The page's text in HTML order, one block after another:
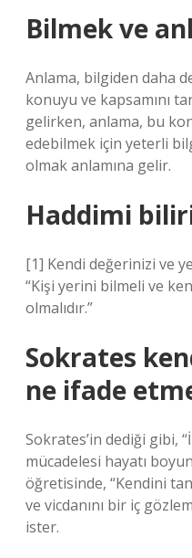
Bilmek ve
Anlama, bilgiden daha
konuyu ve kapsamını
gelirken, anlama, bu
edebilmek için yeterli
olmak anlamına gelir.
Haddimi
[1] Kendi değerinizi ve
“Kişi yerini bilmeli ve
olmalıdır.”
Sokrates
ne ifade
Sokrates’in dediği gibi,
mücadelesi hayatı
öğretisinde, “Kendini
ve vicdanını bir iç
ister.